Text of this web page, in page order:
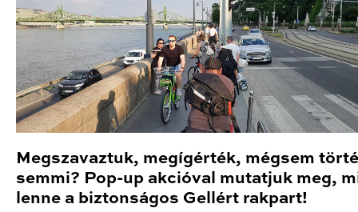
Megszavaztuk, megígérték, mégsem
semmi? Pop-up akcióval mutatjuk meg,
lenne a biztonságos Gellért rakpart!